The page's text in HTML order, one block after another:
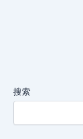
者
费
搜索